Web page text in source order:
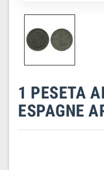
1 PESETA
ESPAGNE